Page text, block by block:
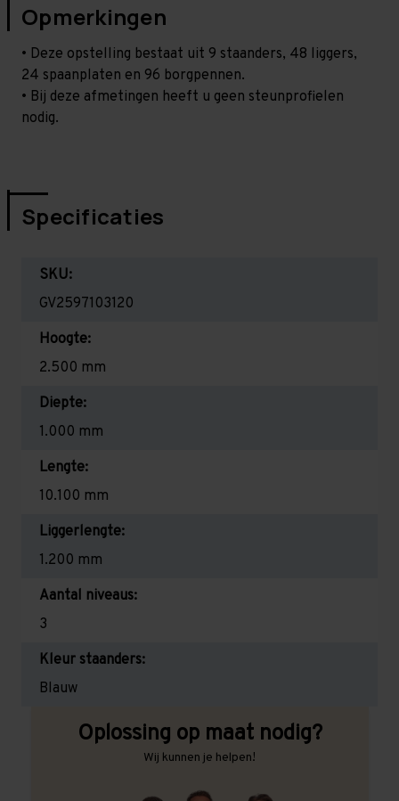
Opmerkingen
• Deze opstelling bestaat uit 9 staanders, 48 liggers,
24 spaanplaten en 96 borgpennen.
• Bij deze afmetingen heeft u geen steunprofielen
nodig.
Specificaties
SKU:
GV2597103120
Hoogte:
2.500 mm
Diepte:
1.000 mm
Lengte:
10.100 mm
Liggerlengte:
1.200 mm
Aantal niveaus:
3
Kleur staanders:
Blauw
Oplossing op maat nodig?
Wij kunnen je helpen!